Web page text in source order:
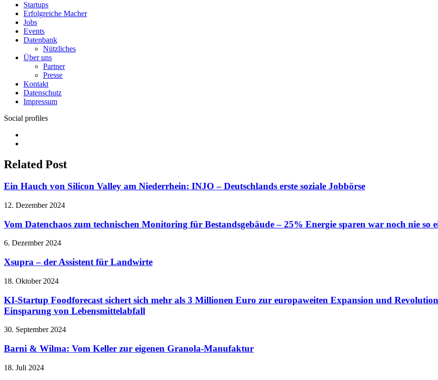
Startups
Erfolgreiche Macher
Jobs
Events
Datenbank
Nützliches
Über uns
Partner
Presse
Kontakt
Datenschutz
Impressum
Social profiles
Related Post
Ein Hauch von Silicon Valley am Niederrhein: INJO – Deutschlands erste soziale Jobbörse
12. Dezember 2024
Vom Datenchaos zum technischen Monitoring für Bestandsgebäude – 25% Energie sparen war noch nie so
6. Dezember 2024
Xsupra – der Assistent für Landwirte
18. Oktober 2024
KI-Startup Foodforecast sichert sich mehr als 3 Millionen Euro zur europaweiten Expansion und
Einsparung von Lebensmittelabfall
30. September 2024
Barni & Wilma: Vom Keller zur eigenen Granola-Manufaktur
18. Juli 2024